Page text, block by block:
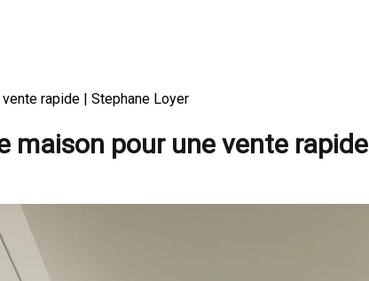
rapide | Stephane Loyer
maison pour une vente rapide